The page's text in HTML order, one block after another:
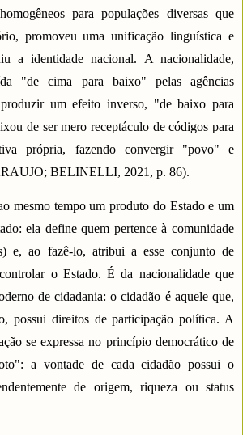
para populações diversas que
promoveu uma unificação linguística e
a identidade nacional. A nacionalidade,
"de cima para baixo" pelas agências
um efeito inverso, "de baixo para
de ser mero receptáculo de códigos para
própria, fazendo convergir "povo" e
BELINELLI, 2021, p. 86).
mesmo tempo um produto do Estado e um
ela define quem pertence à comunidade
e, ao fazê-lo, atribui a esse conjunto de
o Estado. É da nacionalidade que
de cidadania: o cidadão é aquele que,
possui direitos de participação política. A
se expressa no princípio democrático de
a vontade de cada cidadão possui o
de origem, riqueza ou status